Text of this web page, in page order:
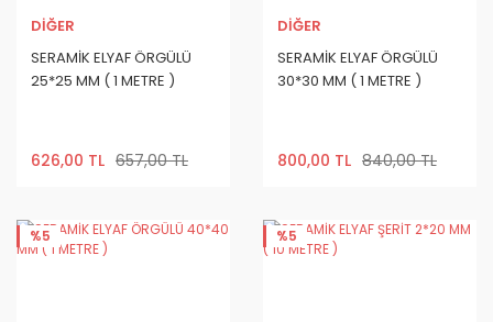
DİĞER
SERAMİK ELYAF ÖRGÜLÜ
25*25 MM ( 1 METRE )
626,00 TL 657,00 TL
DİĞER
SERAMİK ELYAF ÖRGÜLÜ
30*30 MM ( 1 METRE )
800,00 TL 840,00 TL
%5 %5